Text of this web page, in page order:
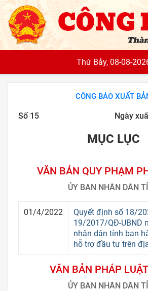
Thứ Bảy, 08-08-
CÔNG BÁO XUẤT
Số 15 Ngày
MỤC LỤC
VĂN BẢN QUY PHẠM
ỦY BAN NHÂN DÂN
01/4/2022
Quyết định số 18/
19/2017/QĐ-UBND
nhân dân tỉnh ban
hỗ trợ đầu tư trên
VĂN BẢN PHÁP
ỦY BAN NHÂN DÂN